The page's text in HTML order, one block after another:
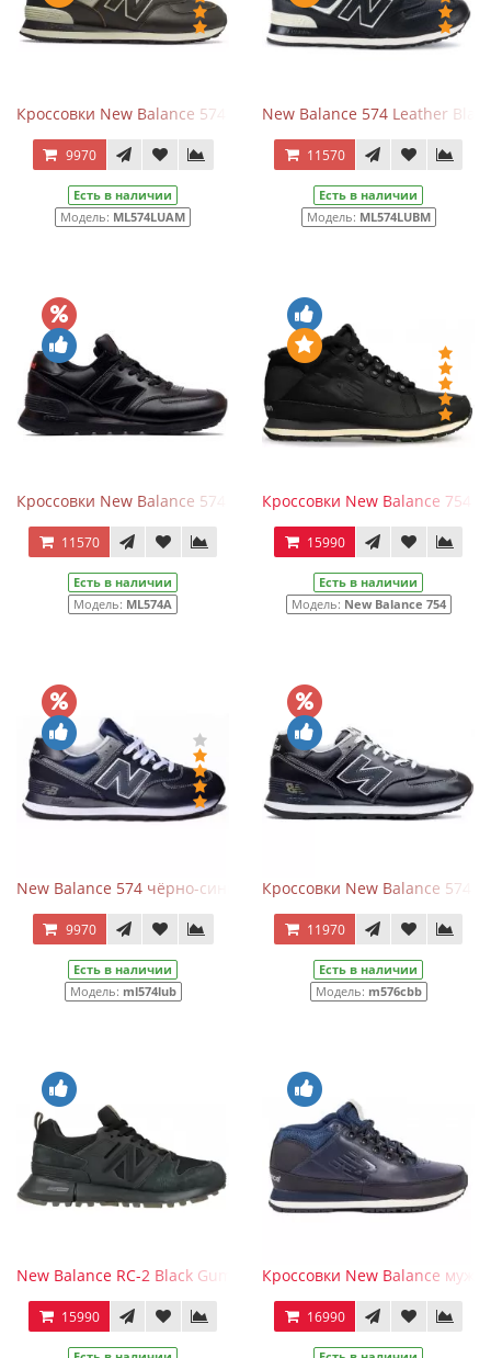
Кроссовки New Balance 574 кожаные коричневые с мехом
9970
Есть в наличии
Модель: ML574LUAM
New Balance 574 Leather
11570
Есть в наличии
Модель: ML574LUBM
Кроссовки New Balance 574 All Black кожаные
11570
Есть в наличии
Модель: ML574A
Кроссовки New Balance 754
15990
Есть в наличии
Модель: New Balance 754
New Balance 574 чёрно-синие
9970
Есть в наличии
Модель: ml574lub
Кроссовки New Balance 574
11970
Есть в наличии
Модель: m576cbb
New Balance RC-2 Black Gum
15990
Кроссовки New Balance
16990